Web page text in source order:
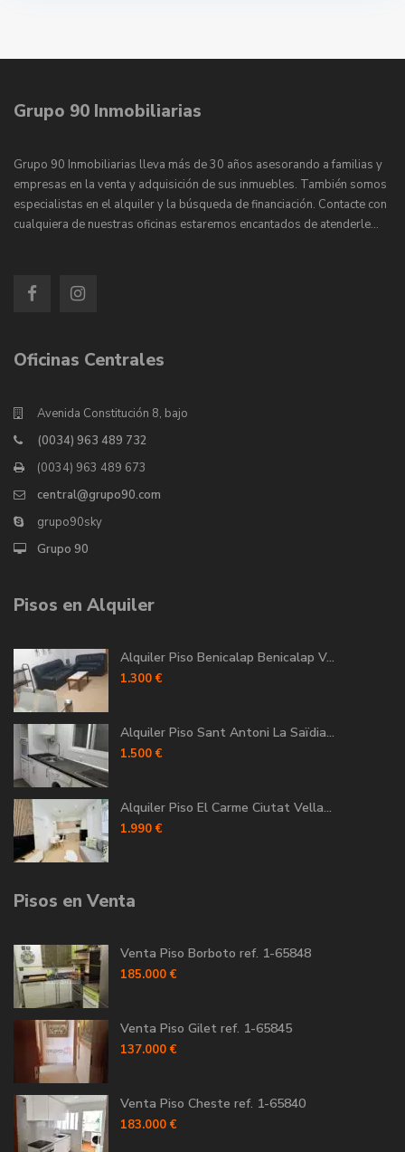
Grupo 90 Inmobiliarias
Grupo 90 Inmobiliarias lleva más de 30 años asesorando a familias y
empresas en la venta y adquisición de sus inmuebles. También somos
especialistas en el alquiler y la búsqueda de financiación. Contacte con
cualquiera de nuestras oficinas estaremos encantados de atenderle…
Oficinas Centrales
Avenida Constitución 8, bajo
(0034) 963 489 732
(0034) 963 489 673
central@grupo90.com
grupo90sky
Grupo 90
Pisos en Alquiler
Alquiler Piso Benicalap Benicalap V...
1.300 €
Alquiler Piso Sant Antoni La Saïdia...
1.500 €
Alquiler Piso El Carme Ciutat Vella...
1.990 €
Pisos en Venta
Venta Piso Borboto ref. 1-65848
185.000 €
Venta Piso Gilet ref. 1-65845
137.000 €
Venta Piso Cheste ref. 1-65840
183.000 €